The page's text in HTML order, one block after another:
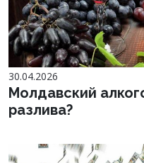
30.04.2026
Молдавский
разлива?